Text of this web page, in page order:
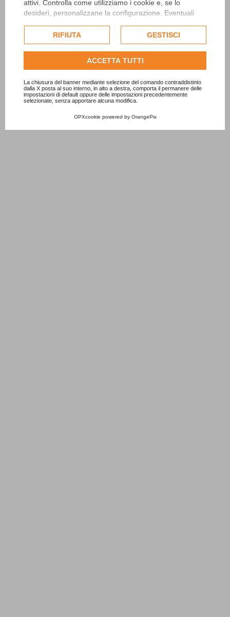
attivi. Controlla come utilizziamo i cookie e, se lo
desideri, personalizzane la configurazione. Eventuali
esclusivamente previa acquisizione del consenso
dell'utente.
Consulta l'informativa cookie completa.
RIFIUTA GESTISCI
ACCETTA TUTTI
La chiusura del banner mediante selezione del comando contraddistinto
dalla X posta al suo interno, in alto a destra, comporta il permanere delle
impostazioni di default oppure delle impostazioni precedentemente
selezionate, senza apportare alcuna modifica.
OPXcookie powered by OrangePix